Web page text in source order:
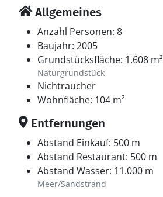
Allgemeines
Anzahl Personen: 8
Baujahr: 2005
Grundstücksfläche: 1.608 m²
Naturgrundstück
Nichtraucher
Wohnfläche: 104 m²
Entfernungen
Abstand Einkauf: 500 m
Abstand Restaurant: 500 m
Abstand Wasser: 11.000 m
Meer/Sandstrand